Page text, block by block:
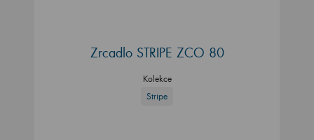
Zrcadlo STRIPE ZCO 80
Kolekce
Stripe